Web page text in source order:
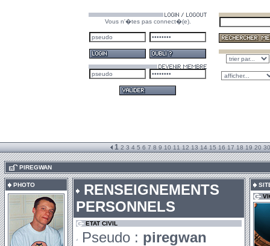
Vous n'�tes pas connect�(e).
1 2 3 4 5 6 7 8 9 10 11 12 13 14 15 16 17 18 19 20 30
PIREGWAN
PHOTO
RENSEIGNEMENTS
PERSONNELS
ETAT CIVIL
Pseudo : piregwan